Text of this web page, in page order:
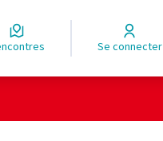
Se connecter